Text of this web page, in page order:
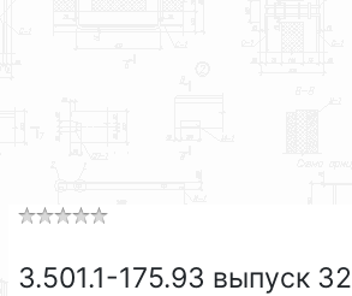
3.501.1-175.93 выпуск 32